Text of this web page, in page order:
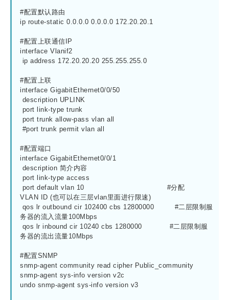
#配置默认路由
ip route-static 0.0.0.0 0.0.0.0 172.20.20.1
#配置上联通信IP
interface Vlanif2
ip address 172.20.20.20 255.255.255.0
#配置上联
interface GigabitEthernet0/0/50
description UPLINK
port link-type trunk
port trunk allow-pass vlan all
#port trunk permit vlan all
#配置端口
interface GigabitEthernet0/0/1
description 简介内容
port link-type access
port default vlan 10                                    #分配
VLAN ID (也可以在三层vlan里面进行限速)
qos lr outbound cir 102400 cbs 12800000         #二层限制服
务器的流入流量100Mbps
qos lr inbound cir 10240 cbs 1280000            #二层限制服
务器的流出流量10Mbps
#配置SNMP
snmp-agent community read cipher Public_community
snmp-agent sys-info version v2c
undo snmp-agent sys-info version v3